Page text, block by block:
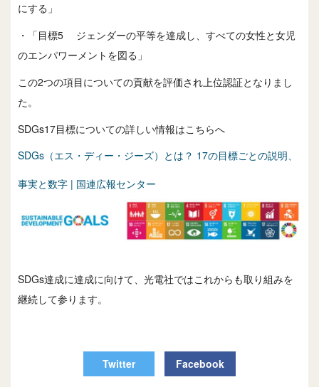
にする」
・「目標5 ジェンダーの平等を達成し、すべての女性と女児
のエンパワーメントを図る」
この2つの項目についての貢献を評価され上位認証となりまし
た。
SDGs17目標についての詳しい情報はこちらへ
SDGs（エス・ディー・ジーズ）とは？ 17の目標ごとの説明、
事実と数字 | 国連広報センター
SDGs達成に達成に向けて、光電社ではこれからも取り組みを
継続して参ります。
Twitter Facebook